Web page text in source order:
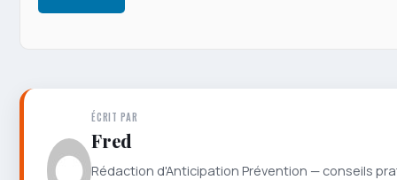
ÉCRIT PAR
Fred
Rédaction d'Anticipation Prévention — conseils